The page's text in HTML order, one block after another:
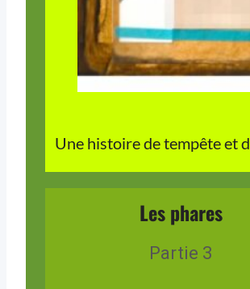
Une histoire de tempête et
Les phares
Partie 3